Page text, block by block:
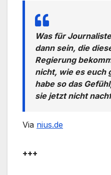
Was für
dann sein, die
Regierung
nicht, wie es euch
habe so das
sie jetzt nicht
Via nius.de
+++